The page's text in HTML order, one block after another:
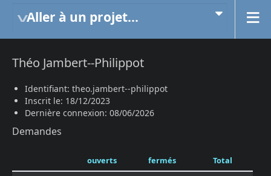
Aller à un projet...
Théo Jambert--Philippot
Identifiant: theo.jambert--philippot
Inscrit le: 18/12/2023
Dernière connexion: 08/06/2026
Demandes
ouverts fermés
Total